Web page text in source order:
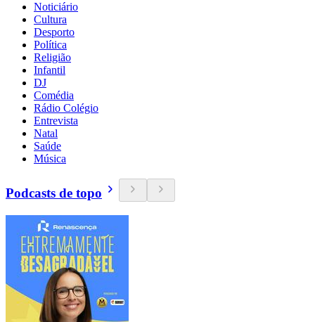
Noticiário
Cultura
Desporto
Política
Religião
Infantil
DJ
Comédia
Rádio Colégio
Entrevista
Natal
Saúde
Música
Podcasts de topo